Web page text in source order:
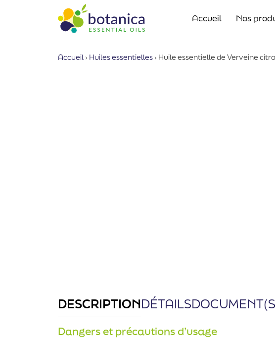
Accueil Nos
Accueil › Huiles essentielles › Huile essentielle de Verveine
DESCRIPTIONDÉTAILS
Dangers et précautions d’usage